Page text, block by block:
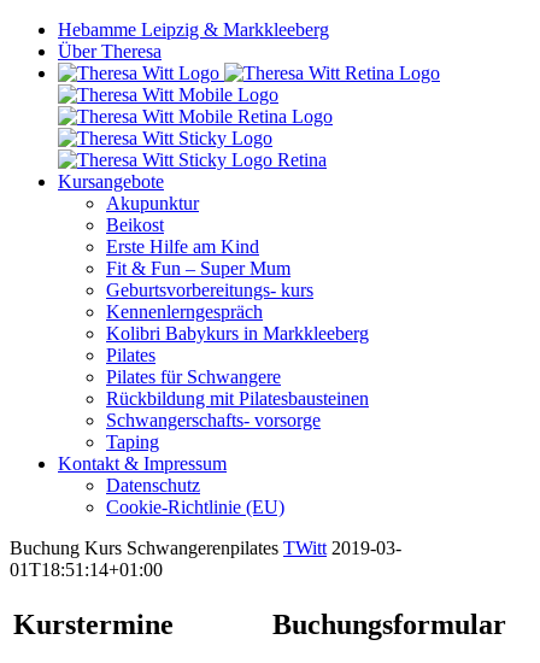
Hebamme Leipzig & Markkleeberg
Über Theresa
Kursangebote
Akupunktur
Beikost
Erste Hilfe am Kind
Fit & Fun – Super Mum
Geburtsvorbereitungs- kurs
Kennenlerngespräch
Kolibri Babykurs in Markkleeberg
Pilates
Pilates für Schwangere
Rückbildung mit Pilatesbausteinen
Schwangerschafts- vorsorge
Taping
Kontakt & Impressum
Datenschutz
Cookie-Richtlinie (EU)
Buchung Kurs Schwangerenpilates TWitt 2019-03-
01T18:51:14+01:00
Kurstermine Buchungsformular